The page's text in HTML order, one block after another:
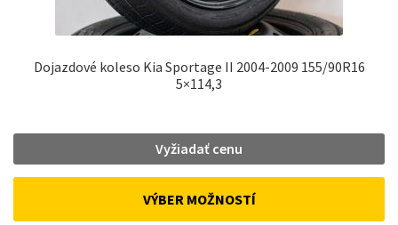
Dojazdové koleso Kia Sportage II 2004-2009 155/90R16
5×114,3
Vyžiadať cenu
VÝBER MOŽNOSTÍ